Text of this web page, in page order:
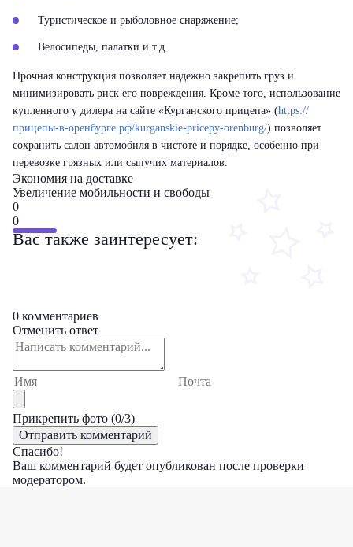
Туристическое и рыболовное снаряжение;
Велосипеды, палатки и т.д.
Прочная конструкция позволяет надежно закрепить груз и
минимизировать риск его повреждения. Кроме того, использование
купленного у дилера на сайте «Курганского прицепа» (https://
прицепы-в-оренбурге.рф/kurganskie-pricepy-orenburg/) позволяет
сохранить салон автомобиля в чистоте и порядке, особенно при
перевозке грязных или сыпучих материалов.
Экономия на доставке
Увеличение мобильности и свободы
0
0
Вас также заинтересует:
0 комментариев
Отменить ответ
Прикрепить фото (0/3)
Спасибо!
Ваш комментарий будет опубликован после проверки
модератором.